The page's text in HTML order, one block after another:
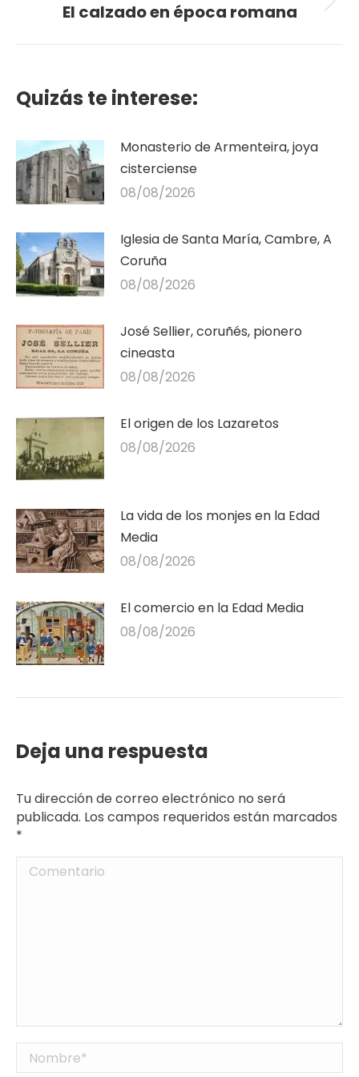
Publicación
El calzado en época romana
Quizás te interese:
Monasterio de Armenteira, joya
cisterciense
08/08/2026
Iglesia de Santa María, Cambre, A
Coruña
08/08/2026
José Sellier, coruñés, pionero
cineasta
08/08/2026
El origen de los Lazaretos
08/08/2026
La vida de los monjes en la Edad
Media
08/08/2026
El comercio en la Edad Media
08/08/2026
Deja una respuesta
Tu dirección de correo electrónico no será
publicada. Los campos requeridos están marcados
*
Comentario
Nombre *